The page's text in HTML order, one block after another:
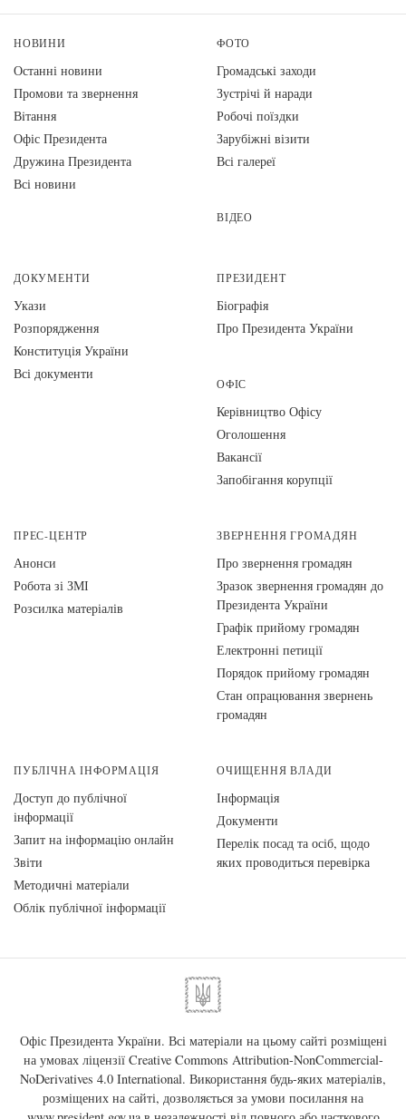
НОВИНИ
Останні новини
Промови та звернення
Вiтання
Офіс Президента
Дружина Президента
Всі новини
ФОТО
Громадські заходи
Зустрічі й наради
Робочі поїздки
Зарубіжні візити
Всі галереї
ВІДЕО
ДОКУМЕНТИ
Укази
Розпорядження
Конституція України
Всі документи
ПРЕЗИДЕНТ
Біографія
Про Президента України
ОФІС
Керівництво Офісу
Оголошення
Вакансії
Запобігання корупції
ПРЕС-ЦЕНТР
Анонси
Робота зі ЗМІ
Розсилка матеріалів
ЗВЕРНЕННЯ ГРОМАДЯН
Про звернення громадян
Зразок звернення громадян до
Президента України
Графік прийому громадян
Електронні петиції
Порядок прийому громадян
Стан опрацювання звернень
громадян
ПУБЛІЧНА ІНФОРМАЦІЯ
Доступ до публічної
інформації
Запит на інформацію онлайн
Звіти
Методичні матеріали
Облік публічної інформації
ОЧИЩЕННЯ ВЛАДИ
Інформація
Документи
Перелік посад та осіб, щодо
яких проводиться перевірка
Офіс Президента України. Всі матеріали на цьому сайті розміщені
на умовах ліцензії Creative Commons Attribution-NonCommercial-
NoDerivatives 4.0 International. Використання будь-яких матеріалів,
розміщених на сайті, дозволяється за умови посилання на